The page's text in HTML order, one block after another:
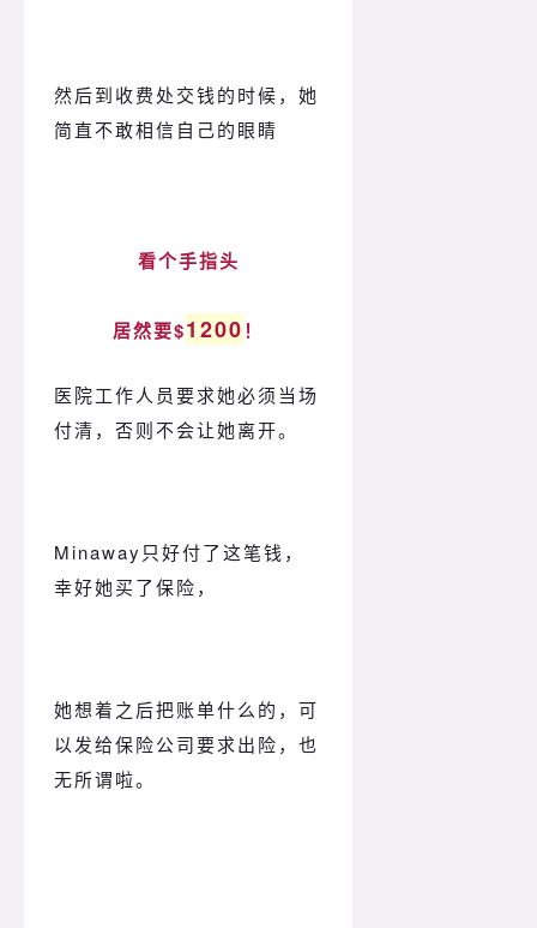
然后到收费处交钱的时候，她
简直不敢相信自己的眼睛
看个手指头
居然要$1200！
医院工作人员要求她必须当场
付清，否则不会让她离开。
Minaway只好付了这笔钱，
幸好她买了保险，
她想着之后把账单什么的，可
以发给保险公司要求出险，也
无所谓啦。